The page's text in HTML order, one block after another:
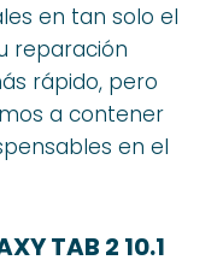
en tan solo el
reparación
rápido, pero
a contener
en el
TAB 2 10.1